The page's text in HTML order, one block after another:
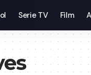
Serie TV Film